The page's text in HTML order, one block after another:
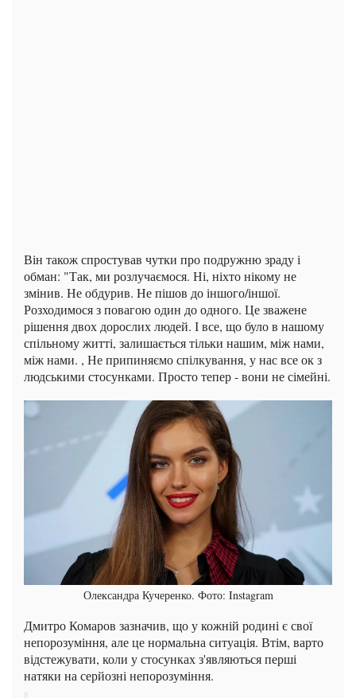
Він також спростував чутки про подружню зраду і
обман: "Так, ми розлучаємося. Ні, ніхто нікому не
змінив. Не обдурив. Не пішов до іншого/іншої.
Розходимося з повагою один до одного. Це зважене
рішення двох дорослих людей. І все, що було в нашому
спільному житті, залишається тільки нашим, між нами,
між нами. , Не припиняємо спілкування, у нас все ок з
людськими стосунками. Просто тепер - вони не сімейні.
Олександра Кучеренко. Фото: Instagram
Дмитро Комаров зазначив, що у кожній родині є свої
непорозуміння, але це нормальна ситуація. Втім, варто
відстежувати, коли у стосунках з'являються перші
натяки на серйозні непорозуміння.